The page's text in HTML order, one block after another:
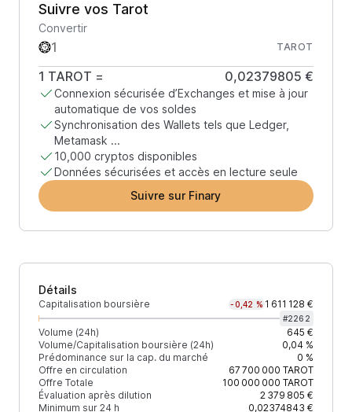
Suivre vos Tarot
Convertir
TAROT
1 TAROT = 0,02379805 €
Connexion sécurisée d’Exchanges et mise à jour
automatique de vos soldes
Synchronisation des Wallets tels que Ledger,
Metamask ...
10,000 cryptos disponibles
Données sécurisées et accès en lecture seule
Suivre sur Finary
Détails
Capitalisation boursière -0,42 % 1 611 128 €
#2262
Volume (24h)
645 €
Volume/Capitalisation boursière (24h)
0,04 %
Prédominance sur la cap. du marché
0 %
Offre en circulation
67 700 000 TAROT
Offre Totale
100 000 000 TAROT
Évaluation après dilution
2 379 805 €
Minimum sur 24 h
0,02374843 €